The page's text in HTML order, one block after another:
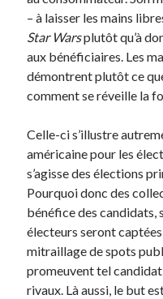
– à laisser les mains
Star Warsplutôt qu’à
aux bénéficiaires. Les
démontrent plutôt ce
comment se réveille la
Celle-ci s’illustre
américaine pour les
s’agisse des élections
Pourquoi donc des
bénéfice des candidats,
électeurs seront
mitraillage de spots
promeuvent tel
rivaux. Là aussi, le but